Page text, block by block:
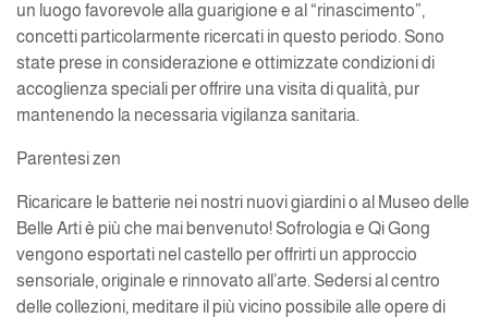
un luogo favorevole alla guarigione e al “rinascimento”,
concetti particolarmente ricercati in questo periodo. Sono
state prese in considerazione e ottimizzate condizioni di
accoglienza speciali per offrire una visita di qualità, pur
mantenendo la necessaria vigilanza sanitaria.
Parentesi zen
Ricaricare le batterie nei nostri nuovi giardini o al Museo delle
Belle Arti è più che mai benvenuto! Sofrologia e Qi Gong
vengono esportati nel castello per offrirti un approccio
sensoriale, originale e rinnovato all’arte. Sedersi al centro
delle collezioni, meditare il più vicino possibile alle opere di